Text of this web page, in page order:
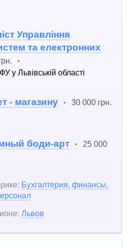
Управління
та електронних
•
у Львівській області
- магазину • 30 000 грн.
боди-арт •
25 000
Бухгалтерия, финансы,
Львов